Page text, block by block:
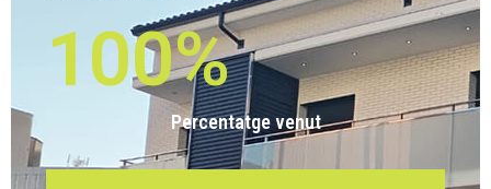
Percentatge venut
100%